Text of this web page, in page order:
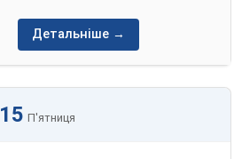
Детальніше →
15 П'ятниця